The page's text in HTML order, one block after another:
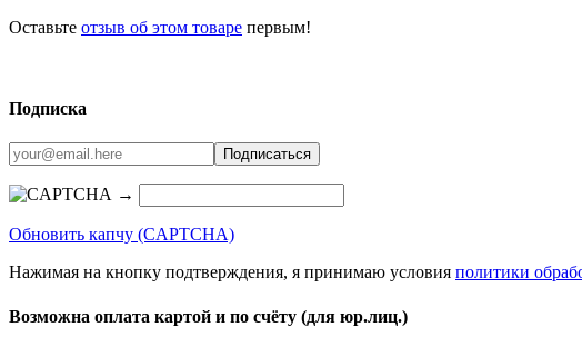
Оставьте отзыв об этом товаре первым!
Подписка
→
Обновить капчу (CAPTCHA)
Нажимая на кнопку подтверждения, я принимаю условия политики
Возможна оплата картой и по счёту (для юр.лиц.)